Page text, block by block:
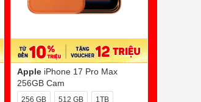
Apple iPhone 17 Pro Max
256GB Cam
256 GB 512 GB 1TB